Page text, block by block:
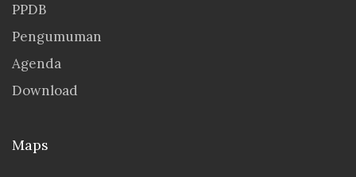
PPDB
Pengumuman
Agenda
Download
Maps